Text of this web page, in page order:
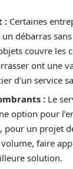
: Certaines
débarras
couvre les
ont une
d’un service
: Le
option pour
pour un projet
faire
solution.